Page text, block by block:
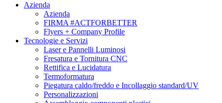
Azienda
Azienda
FIRMA #ACTFORBETTER
Flyers + Company Profile
Tecnologie e Servizi
Laser e Pannelli Luminosi
Fresatura e Tornitura CNC
Rettifica e Lucidatura
Termoformatura
Piegatura caldo/freddo e Incollaggio standard/UV
Personalizzazioni